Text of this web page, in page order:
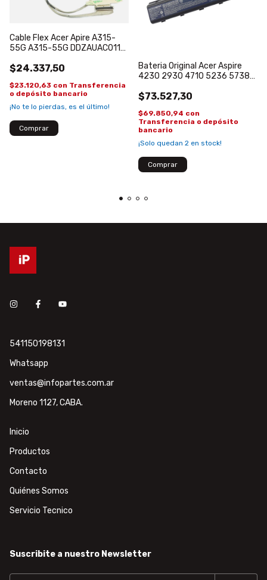
Cable Flex Acer Apire A315-
55G A315-55G DDZAUAC011
$24.337,50
$23.120,63 con Transferencia
o depósito bancario
¡No te lo pierdas, es el último!
Bateria Original Acer Aspire
4230 2930 4710 5236 5738
$73.527,30
$69.850,94 con
Transferencia o depósito
bancario
¡Solo quedan 2 en stock!
541150198131
Whatsapp
ventas@infopartes.com.ar
Moreno 1127, CABA.
Inicio
Productos
Contacto
Quiénes Somos
Servicio Tecnico
Suscribite a nuestro Newsletter